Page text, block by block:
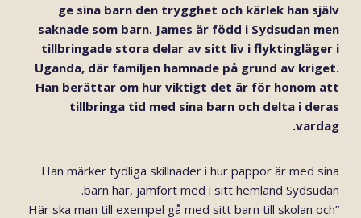
ge sina barn den trygghet och kärlek han själv
saknade som barn. James är född i Sydsudan men
tillbringade stora delar av sitt liv i flyktingläger i
Uganda, där familjen hamnade på grund av kriget.
Han berättar om hur viktigt det är för honom att
tillbringa tid med sina barn och delta i deras
vardag.
Han märker tydliga skillnader i hur pappor är med sina
barn här, jämfört med i sitt hemland Sydsudan.
”Här ska man till exempel gå med sitt barn till skolan och